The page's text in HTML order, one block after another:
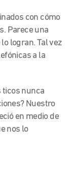
con cómo
Parece una
logran. Tal vez
a la
ticos nunca
Nuestro
en medio de
nos lo